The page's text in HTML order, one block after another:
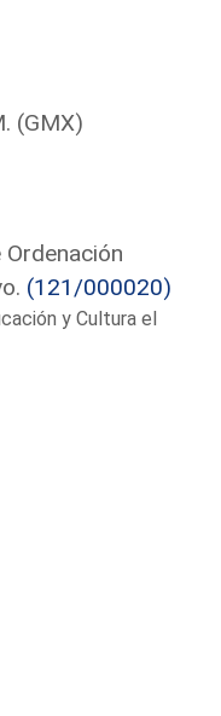
(GMX)
(121/000020)
y Cultura el